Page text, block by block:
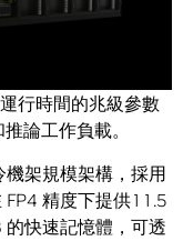
行時間的兆級參數
論工作負載。
架規模架構，採用
精度下提供11.5
快速記憶體，可透